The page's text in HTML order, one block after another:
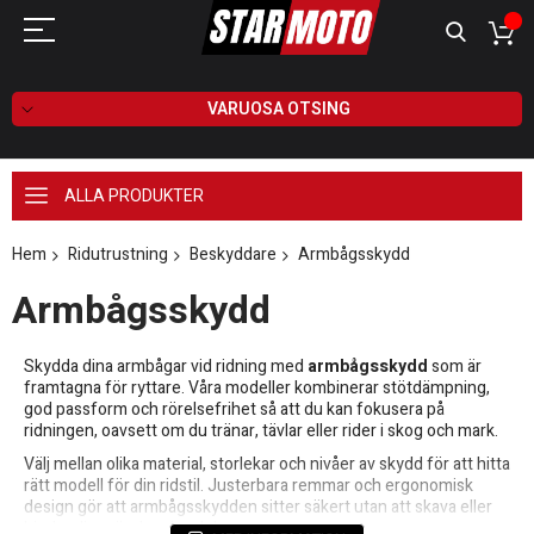
VARUOSA OTSING
ALLA PRODUKTER
Hem Ridutrustning Beskyddare Armbågsskydd
Armbågsskydd
Skydda dina armbågar vid ridning med armbågsskyddsom är
framtagna för ryttare. Våra modeller kombinerar stötdämpning,
god passform och rörelsefrihet så att du kan fokusera på
ridningen, oavsett om du tränar, tävlar eller rider i skog och mark.
Välj mellan olika material, storlekar och nivåer av skydd för att hitta
rätt modell för din ridstil. Justerbara remmar och ergonomisk
design gör att armbågsskydden sitter säkert utan att skava eller
hindra dina rörelser i sadeln.